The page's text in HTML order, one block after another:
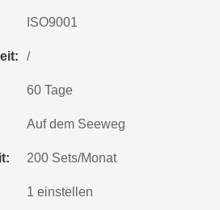
ISO9001
/
60 Tage
Auf dem Seeweg
200 Sets/Monat
1 einstellen